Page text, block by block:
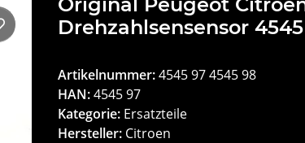
Drehzahlsensensor
Artikelnummer:4545 97 4545 98
HAN:4545 97
Kategorie: Ersatzteile
Hersteller: Citroen